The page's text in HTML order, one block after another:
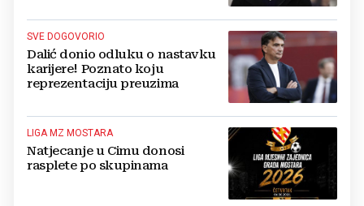
SVE DOGOVORIO
Dalić donio odluku o nastavku
karijere! Poznato koju
reprezentaciju preuzima
LIGA MZ MOSTARA
Natjecanje u Cimu donosi
rasplete po skupinama